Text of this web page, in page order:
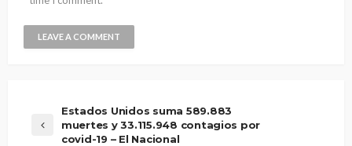
Estados Unidos suma 589.883
muertes y 33.115.948 contagios por
covid-19 – El Nacional